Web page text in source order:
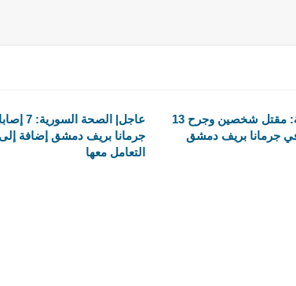
عاجل | مصادر سورية: مقتل شخصين وجرح 13
في جرمانا بريف دمشق
عاجل|
جرمانا بريف دمشق إضافة
التعامل معها